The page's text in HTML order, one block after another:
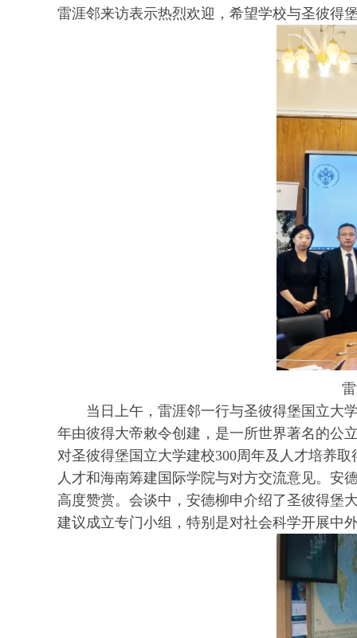
雷涯邻来访表示热烈欢迎，希望学校与圣彼得
当日上午，雷涯邻一行与圣彼得堡国立大
年由彼得大帝敕令创建，是一所世界著名的公
对圣彼得堡国立大学建校300周年及人才培养
人才和海南筹建国际学院与对方交流意见。安
高度赞赏。会谈中，安德柳申介绍了圣彼得堡
建议成立专门小组，特别是对社会科学开展中